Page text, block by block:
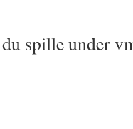
spille under